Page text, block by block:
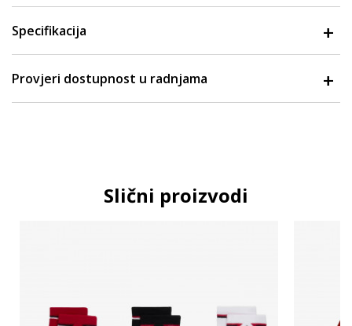
Specifikacija
Provjeri dostupnost u radnjama
Slični proizvodi